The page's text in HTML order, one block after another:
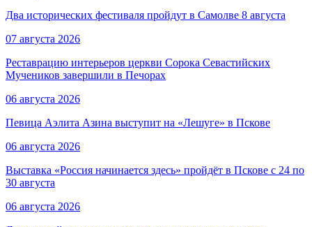
Два исторических фестиваля пройдут в Самолве 8 августа
07 августа 2026
Реставрацию интерьеров церкви Сорока Севастийских
Мучеников завершили в Печорах
06 августа 2026
Певица Аэлита Азина выступит на «Лешуге» в Пскове
06 августа 2026
Выставка «Россия начинается здесь» пройдёт в Пскове с 24 по
30 августа
06 августа 2026